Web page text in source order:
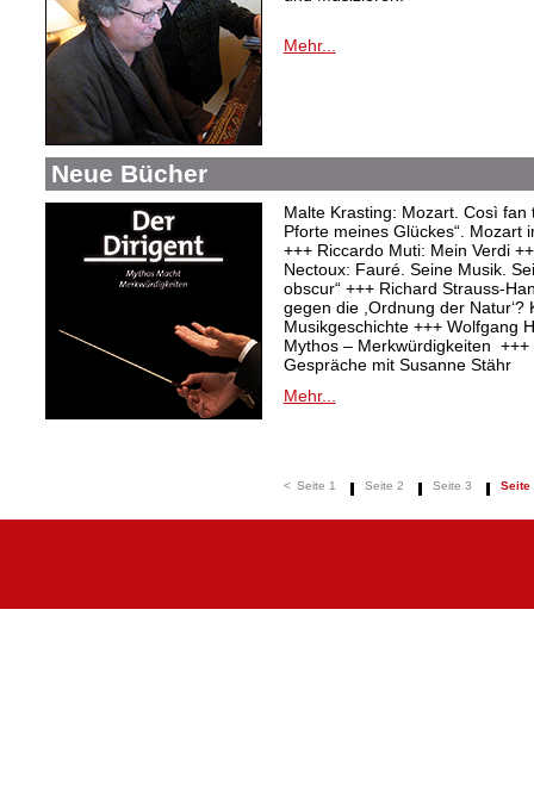
Mehr...
Neue Bücher
Malte Krasting: Mozart. Così fan
Pforte meines Glückes“. Mozart
+++ Riccardo Muti: Mein Verdi
Nectoux: Fauré. Seine Musik.
obscur“ +++ Richard Strauss-
gegen die ,Ordnung der
Musikgeschichte +++ Wolfgang
Mythos – Merkwürdigkeiten
Gespräche mit Susanne Stähr
Mehr...
< Seite 1 Seite 2 Seite 3 Seite